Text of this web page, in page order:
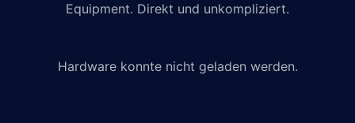
Equipment. Direkt und unkompliziert.
Hardware konnte nicht geladen werden.